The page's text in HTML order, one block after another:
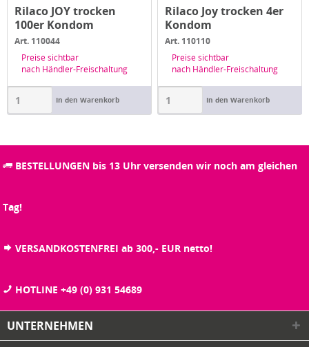
Rilaco JOY trocken
100er Kondom
Art. 110044
Preise sichtbar
nach Händler-Freischaltung
In den Warenkorb
Rilaco Joy trocken 4er
Kondom
Art. 110110
Preise sichtbar
nach Händler-Freischaltung
In den Warenkorb
BESTELLUNGEN bis 13 Uhr versenden wir noch am gleichen
Tag!
VERSANDKOSTENFREI ab 300,- EUR netto!
HOTLINE +49 (0) 931 54689
UNTERNEHMEN